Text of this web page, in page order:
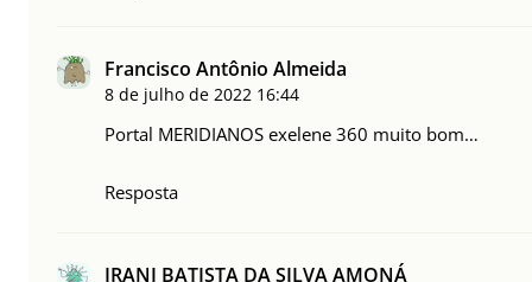
Francisco Antônio Almeida
8 de julho de 2022 16:44
Portal MERIDIANOS exelene 360 muito bom…
Resposta
IRANI BATISTA DA SILVA AMONÁ